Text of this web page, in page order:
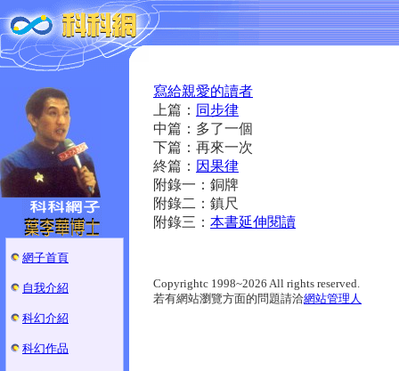
網子首頁
自我介紹
科幻介紹
科幻作品
寫給親愛的讀者
上篇： 同步律
中篇：多了一個
下篇：再來一次
終篇： 因果律
附錄一：銅牌
附錄二：鎮尺
附錄三： 本書延伸閱讀
Copyrightc 1998~2026 All rights reserved.
若有網站瀏覽方面的問題請洽網站管理人